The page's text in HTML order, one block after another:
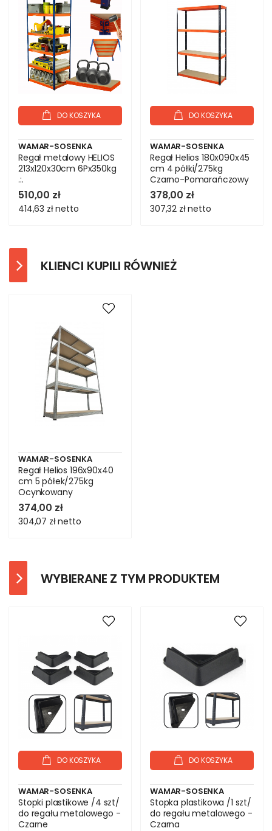
DO KOSZYKA
WAMAR-SOSENKA
Regał metalowy HELIOS
213x120x30cm 6Px350kg
.:.
510,00 zł
414,63 złnetto
DO KOSZYKA
WAMAR-SOSENKA
Regał Helios 180x090x45
cm 4 półki/275kg
Czarno-Pomarańczowy
378,00 zł
307,32 złnetto
KLIENCI KUPILI RÓWNIEŻ
WAMAR-SOSENKA
Regał Helios 196x90x40
cm 5 półek/275kg
Ocynkowany
374,00 zł
304,07 złnetto
WYBIERANE Z TYM PRODUKTEM
DO KOSZYKA
WAMAR-SOSENKA
Stopki plastikowe /4 szt/
do regału metalowego -
Czarne
DO KOSZYKA
WAMAR-SOSENKA
Stopka plastikowa /1 szt/
do regału metalowego -
Czarna